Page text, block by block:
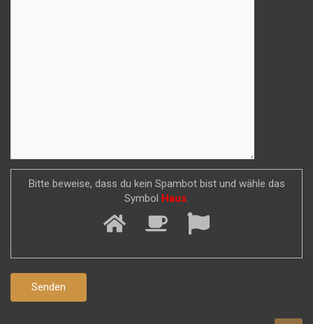
Bitte beweise, dass du kein Spambot bist und wähle das
Symbol Haus.